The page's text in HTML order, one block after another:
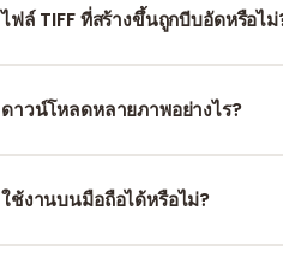
ไฟล์ TIFF ที่สร้างขึ้นถูกบีบอัดหรือไม่
JPG
ดาวน์โหลดหลายภาพอย่างไร?
ใช้งานบนมือถือได้หรือไม่?